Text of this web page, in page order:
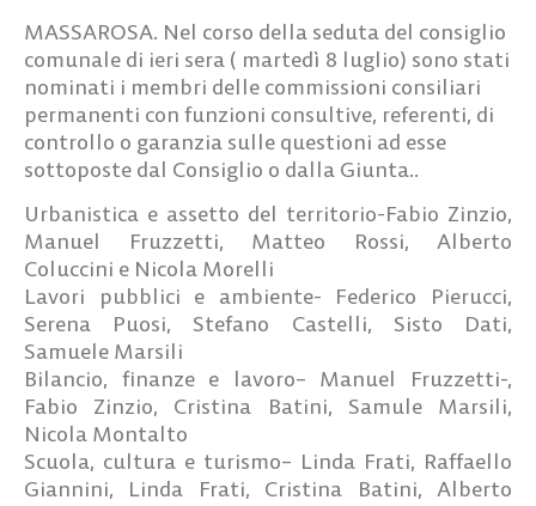
MASSAROSA. Nel corso della seduta del consiglio
comunale di ieri sera ( martedì 8 luglio) sono stati
nominati i membri delle commissioni consiliari
permanenti con funzioni consultive, referenti, di
controllo o garanzia sulle questioni ad esse
sottoposte dal Consiglio o dalla Giunta..
Urbanistica e assetto del territorio-Fabio Zinzio,
Manuel Fruzzetti, Matteo Rossi, Alberto
Coluccini e Nicola Morelli
Lavori pubblici e ambiente- Federico Pierucci,
Serena Puosi, Stefano Castelli, Sisto Dati,
Samuele Marsili
Bilancio, finanze e lavoro– Manuel Fruzzetti-,
Fabio Zinzio, Cristina Batini, Samule Marsili,
Nicola Montalto
Scuola, cultura e turismo– Linda Frati, Raffaello
Giannini, Linda Frati, Cristina Batini, Alberto